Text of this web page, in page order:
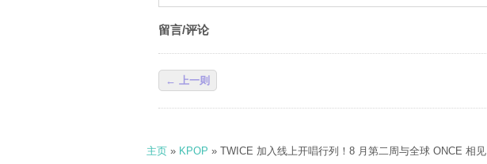
留言/评论
← 上一则
主页» KPOP » TWICE 加入线上开唱行列！8 月第二周与全球 ONCE 相见